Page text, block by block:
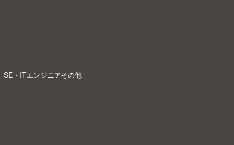
SE・ITエンジニアその他